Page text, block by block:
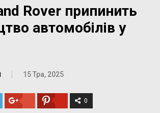
Rover припинить
автомобілів у
| 15 Тра, 2025
0